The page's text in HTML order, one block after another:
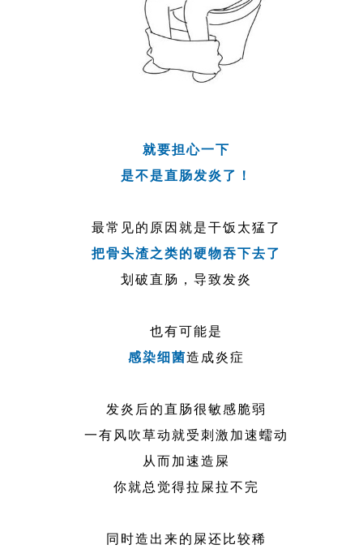
就要担心一下
是不是直肠发炎了！
最常见的原因就是干饭太猛了
把骨头渣之类的硬物吞下去了
划破直肠，导致发炎
也有可能是
感染细菌造成炎症
发炎后的直肠很敏感脆弱
一有风吹草动就受刺激加速蠕动
从而加速造屎
你就总觉得拉屎拉不完
同时造出来的屎还比较稀